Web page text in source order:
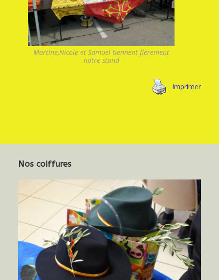
Martine,Nicole et Samuel tiennent fièrement
notre stand
Imprimer
Nos coiffures